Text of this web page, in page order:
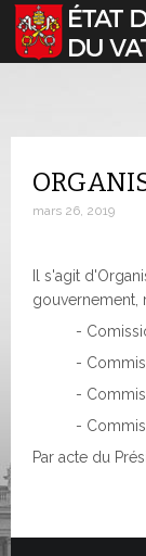
Sélectionnez
mars 26, 2019
Il s'agit
gouvernement,
-
-
-
-
Par acte du